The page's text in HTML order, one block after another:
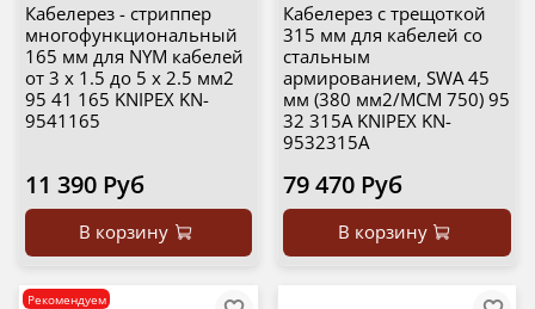
Кабелерез - стриппер
многофункциональный
165 мм для NYM кабелей
от 3 х 1.5 до 5 х 2.5 мм2
95 41 165 KNIPEX KN-
9541165
11 390 Руб
В корзину
Кабелерез c трещоткой
315 мм для кабелей со
стальным
армированием, SWA 45
мм (380 мм2/MCM 750) 95
32 315A KNIPEX KN-
9532315A
79 470 Руб
В корзину
Рекомендуем